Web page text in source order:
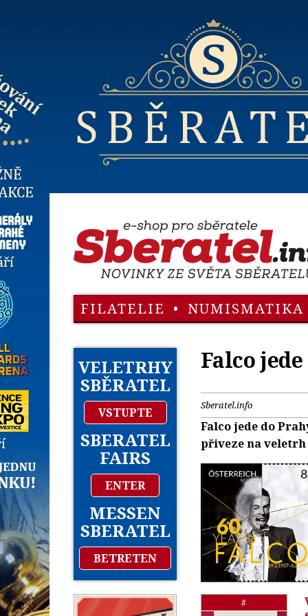
FILATELIE • NUMISMATIKA
VELETRHY
SBĚRATEL
VSTUPTE
SBERATEL
FAIRS
ENTER
MESSEN
SBERATEL
BETRETEN
Falco
Sberatel.info
Falco jede do
přiveze na veletrh
#